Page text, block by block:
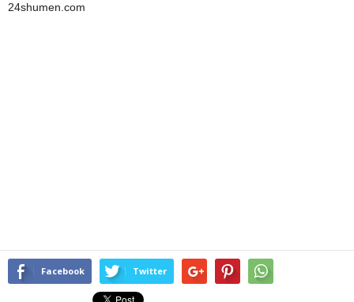
24shumen.com
Facebook Twitter